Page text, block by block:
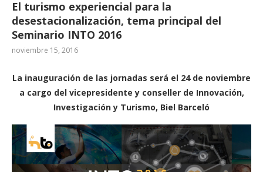
El turismo experiencial para la
desestacionalización, tema principal del
Seminario INTO 2016
noviembre 15, 2016
La inauguración de las jornadas será el 24 de noviembre
a cargo del vicepresidente y conseller de Innovación,
Investigación y Turismo, Biel Barceló